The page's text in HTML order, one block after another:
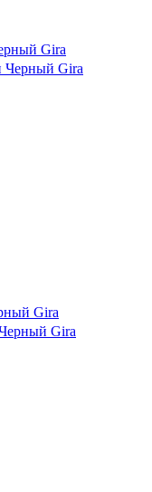
Gira
Gira